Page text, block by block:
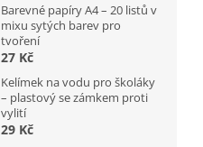
Barevné papíry A4 – 20 listů v
mixu sytých barev pro
tvoření
27 Kč
Kelímek na vodu pro školáky
– plastový se zámkem proti
vylití
29 Kč